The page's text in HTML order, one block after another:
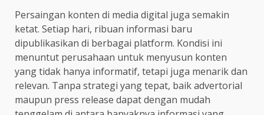
Persaingan konten di media digital juga semakin
ketat. Setiap hari, ribuan informasi baru
dipublikasikan di berbagai platform. Kondisi ini
menuntut perusahaan untuk menyusun konten
yang tidak hanya informatif, tetapi juga menarik dan
relevan. Tanpa strategi yang tepat, baik advertorial
maupun press release dapat dengan mudah